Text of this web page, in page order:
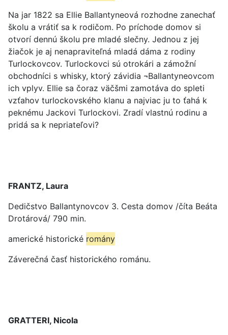
Na jar 1822 sa Ellie Ballantyneová rozhodne zanechať
školu a vrátiť sa k rodičom. Po príchode domov si
otvorí dennú školu pre mladé slečny. Jednou z jej
žiačok je aj nenapraviteľná mladá dáma z rodiny
Turlockovcov. Turlockovci sú otrokári a zámožní
obchodníci s whisky, ktorý závidia ¬Ballantyneovcom
ich vplyv. Ellie sa čoraz väčšmi zamotáva do spleti
vzťahov turlockovského klanu a najviac ju to ťahá k
peknému Jackovi Turlockovi. Zradí vlastnú rodinu a
pridá sa k nepriateľovi?
FRANTZ, Laura
Dedičstvo Ballantynovcov 3. Cesta domov /číta Beáta
Drotárová/ 790 min.
americké historické romány
Záverečná časť historického románu.
GRATTERI, Nicola